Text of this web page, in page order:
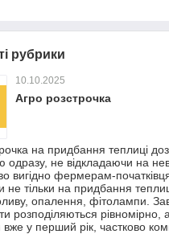
рубрики
10.10.2025
Агро розстрочка
на придбання теплиці
одразу, не відкладаючи на
вигідно фермерам-
не тільки на придбання
опалення, фітолампи.
розподіляються рівномірно,
у перший рік, частково